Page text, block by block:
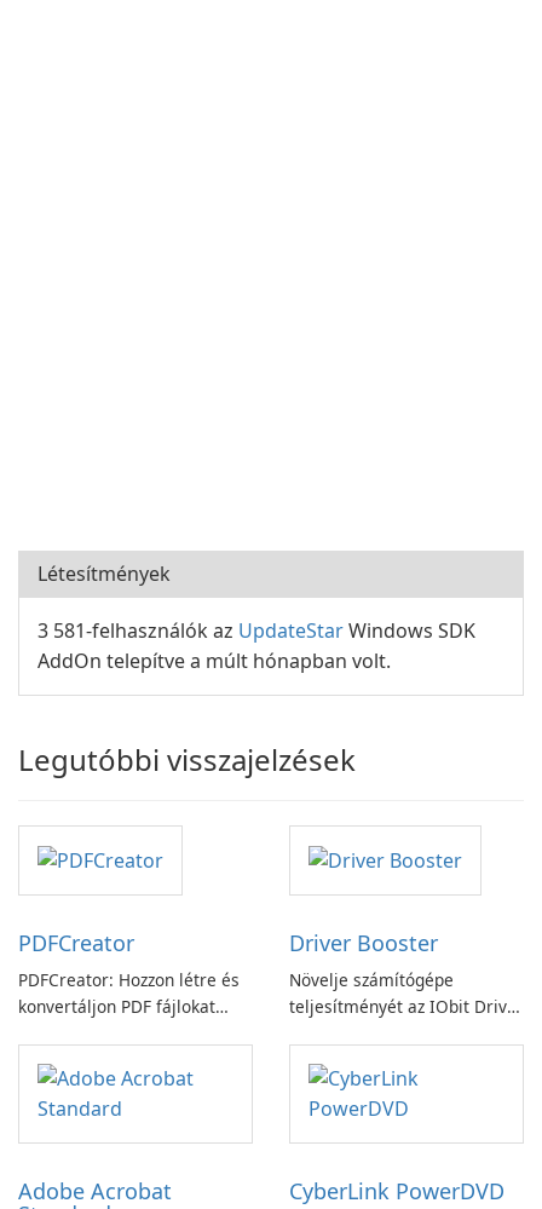
Létesítmények
3 581-felhasználók az UpdateStarWindows SDK
AddOn telepítve a múlt hónapban volt.
Legutóbbi visszajelzések
PDFCreator
PDFCreator: Hozzon létre és
konvertáljon PDF fájlokat
Driver Booster
Növelje számítógépe
teljesítményét az IObit Driver
Adobe Acrobat CyberLink PowerDVD